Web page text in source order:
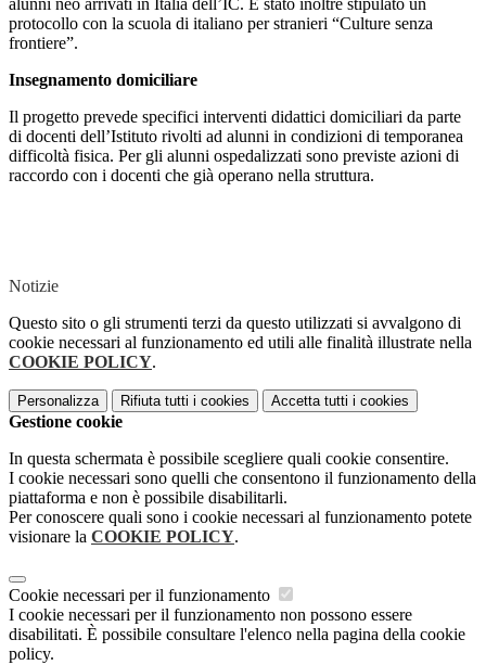
alunni neo arrivati in Italia dell’IC. È stato inoltre stipulato un
protocollo con la scuola di italiano per stranieri “Culture senza
frontiere”.
Insegnamento domiciliare
Il progetto prevede specifici interventi didattici domiciliari da parte
di docenti dell’Istituto rivolti ad alunni in condizioni di temporanea
difficoltà fisica. Per gli alunni ospedalizzati sono previste azioni di
raccordo con i docenti che già operano nella struttura.
Notizie
Questo sito o gli strumenti terzi da questo utilizzati si avvalgono di
cookie necessari al funzionamento ed utili alle finalità illustrate nella
COOKIE POLICY.
Personalizza Rifiuta tutti i cookies Accetta tutti i cookies
Gestione cookie
In questa schermata è possibile scegliere quali cookie consentire.
I cookie necessari sono quelli che consentono il funzionamento della
piattaforma e non è possibile disabilitarli.
Per conoscere quali sono i cookie necessari al funzionamento potete
visionare la COOKIE POLICY.
Cookie necessari per il funzionamento
I cookie necessari per il funzionamento non possono essere
disabilitati. È possibile consultare l'elenco nella pagina della cookie
policy.